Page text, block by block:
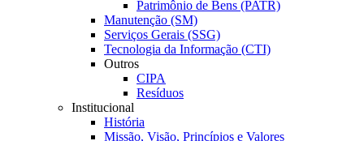
Patrimônio de Bens (PATR)
Manutenção (SM)
Serviços Gerais (SSG)
Tecnologia da Informação (CTI)
Outros
CIPA
Resíduos
Institucional
História
Missão, Visão, Princípios e Valores